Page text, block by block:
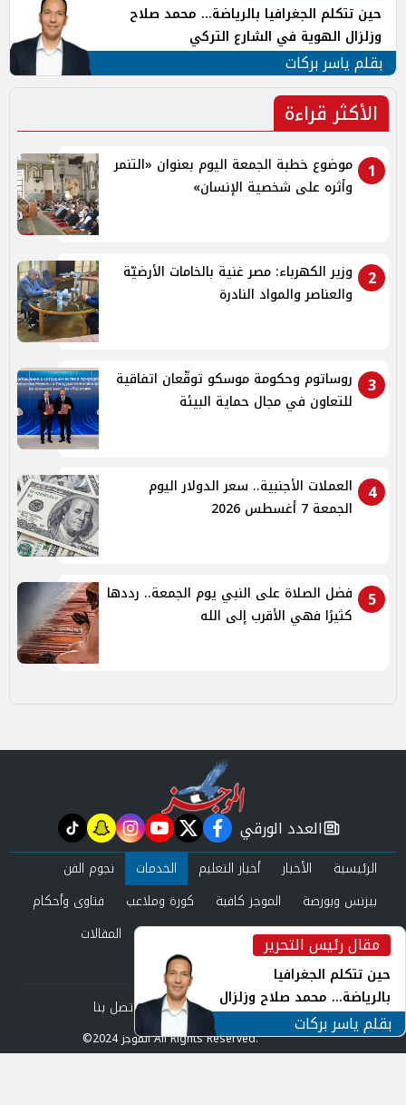
حين تتكلم الجغرافيا بالرياضة... محمد صلاح
وزلزال الهوية في الشارع التركي
بقلم ياسر بركات
الأكثر قراءة
1
موضوع خطبة الجمعة اليوم بعنوان «التنمر
وأثره على شخصية الإنسان»
2
وزير الكهرباء: مصر غنية بالخامات الأرضيّة
والعناصر والمواد النادرة
3
روساتوم وحكومة موسكو توقّعان اتفاقية
للتعاون في مجال حماية البيئة
4
العملات الأجنبية.. سعر الدولار اليوم
الجمعة 7 أغسطس 2026
5
فضل الصلاة على النبي يوم الجمعة.. رددها
كثيرًا فهي الأقرب إلى الله
مقال رئيس التحرير
حين تتكلم الجغرافيا
بالرياضة... محمد صلاح وزلزال
الهوية في الشارع التركي
بقلم ياسر بركات
newspaper
العدد الورقي facebook
twitter
youtube
instagram
snapchat
tiktok
الرئيسية الأخبار أخبار التعليم الخدمات
نجوم الفن
بيزنس وبورصة
الموجز كافية كورة وملاعب
فتاوى وأحكام
صحة وجمال
عرب وعالم حوادث ومحاكم
المقالات
العدد الورقي
من نحن
سياسة الخصوصية اتصل بنا
©2024 الموجز All Rights Reserved.